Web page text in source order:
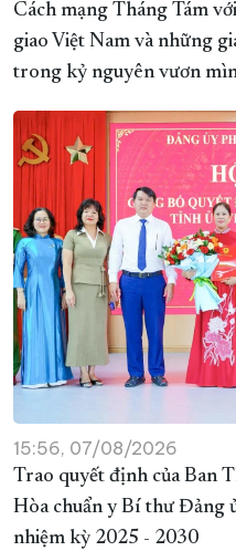
Cách mạng Tháng Tám
giao Việt Nam và những
trong kỷ nguyên vươn
15:56, 07/08/2026
Trao quyết định của Ban
Hòa chuẩn y Bí thư Đảng
nhiệm kỳ 2025 - 2030